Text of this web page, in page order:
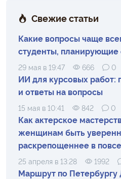
Свежие статьи
Какие вопросы чаще
студенты, планирующие
29 мая в 19:47 666 0
ИИ для курсовых работ:
и ответы на вопросы
15 мая в 10:41 842 0
Как актерское
женщинам быть
раскрепощеннее в
25 апреля в 13:28 1992
Маршрут по Петербургу